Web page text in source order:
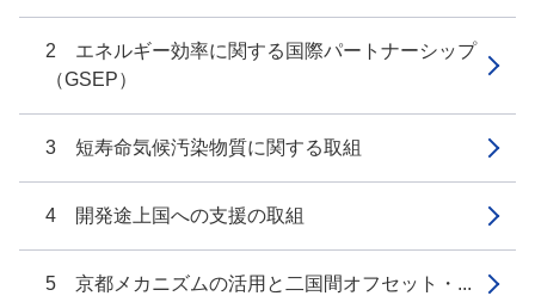
2 エネルギー効率に関する国際パートナーシップ
（GSEP）
3 短寿命気候汚染物質に関する取組
4 開発途上国への支援の取組
5 京都メカニズムの活用と二国間オフセット・...